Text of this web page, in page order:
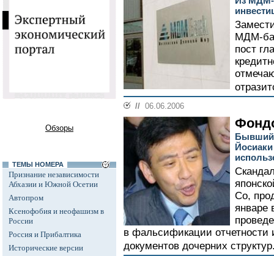
Обзоры
ТЕМЫ НОМЕРА
Признание независимости
Абхазии и Южной Осетии
Автопром
Ксенофобия и неофашизм в
России
Россия и Прибалтика
Исторические версии
МДМ-
пост
// 06.06.2006
Бывший
Co,
в фальсификации
документов дочерних